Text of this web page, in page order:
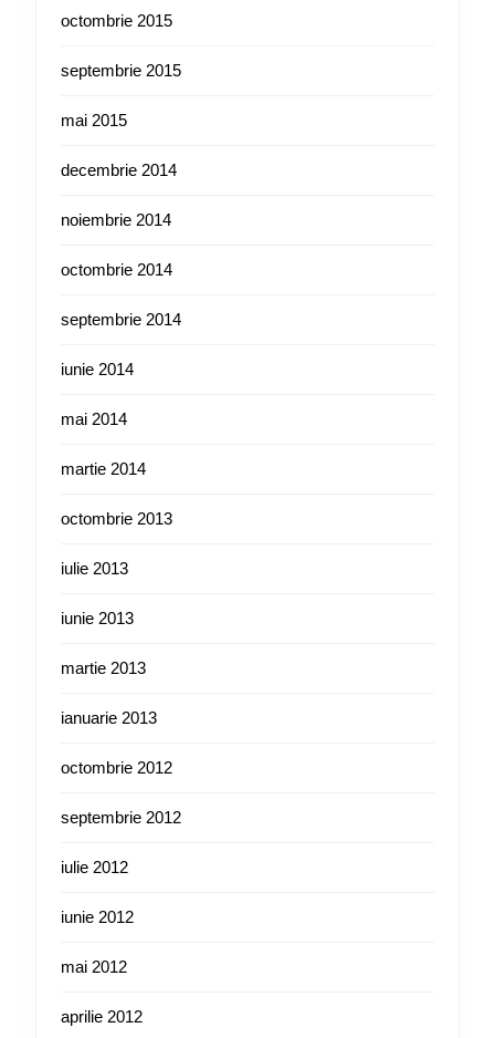
octombrie 2015
septembrie 2015
mai 2015
decembrie 2014
noiembrie 2014
octombrie 2014
septembrie 2014
iunie 2014
mai 2014
martie 2014
octombrie 2013
iulie 2013
iunie 2013
martie 2013
ianuarie 2013
octombrie 2012
septembrie 2012
iulie 2012
iunie 2012
mai 2012
aprilie 2012